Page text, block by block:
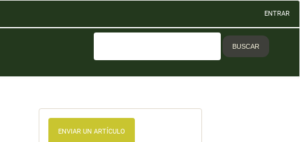
ENTRAR
BUSCAR
ENVIAR UN ARTÍCULO